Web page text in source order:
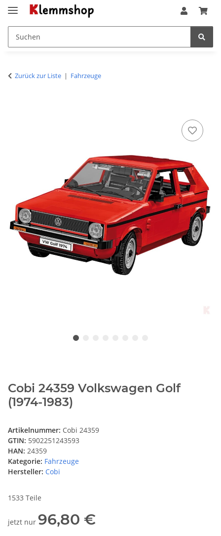
Zurück zur Liste Fahrzeuge
Cobi 24359 Volkswagen Golf
(1974-1983)
Artikelnummer: Cobi 24359
GTIN: 5902251243593
HAN: 24359
Kategorie: Fahrzeuge
Hersteller: Cobi
1533 Teile
jetzt nur 96,80 €